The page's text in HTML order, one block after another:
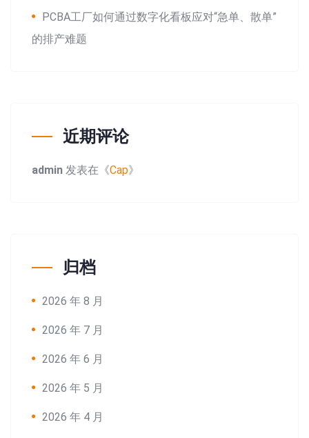
PCBA工厂如何通过数字化看板应对“急单、散单”
的排产难题
近期评论
admin 发表在《Cap》
归档
2026 年 8 月
2026 年 7 月
2026 年 6 月
2026 年 5 月
2026 年 4 月